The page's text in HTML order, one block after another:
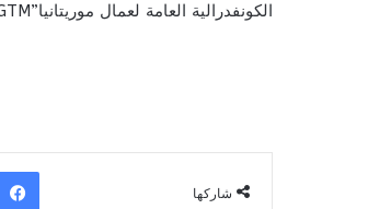
الكونفدرالية العامة لعمال موريتانيا”CGTM
شاركها